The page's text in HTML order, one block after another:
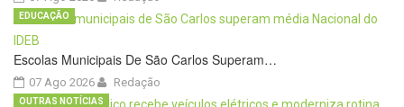
Escolas Municipais De São Carlos Superam…
07 Ago 2026
EDUCAÇÃO
Redação
OUTRAS NOTÍCIAS